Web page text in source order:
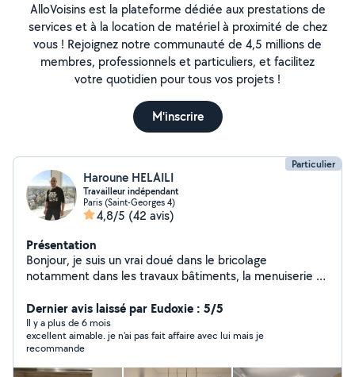
AlloVoisins est la plateforme dédiée aux prestations de
services et à la location de matériel à proximité de chez
vous ! Rejoignez notre communauté de 4,5 millions de
membres, professionnels et particuliers, et facilitez
votre quotidien pour tous vos projets !
M'inscrire
Particulier
Haroune HELAILI
Travailleur indépendant
Paris (Saint-Georges 4)
4,8/5 (42 avis)
Présentation
Bonjour, je suis un vrai doué dans le bricolage
notamment dans les travaux bâtiments, la menuiserie et
Dernier avis laissé par Eudoxie : 5/5
Il y a plus de 6 mois
excellent aimable. je n'ai pas fait affaire avec lui mais je
recommande